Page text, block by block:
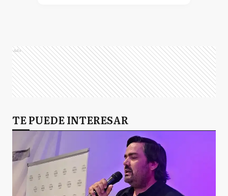
Ads
TE PUEDE INTERESAR